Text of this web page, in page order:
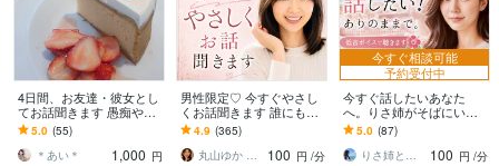
4日間、お友達・彼女とし
てお話聞きます 愚痴やご
相談、暇つぶしでも◎楽
しくお話ししましょう＊
5.0 (55)
＊あい＊
1,000 円
男性限定♡ 今すぐやさし
くお話聞きます 誰にも話
せない話/でも誰かに聞い
てほしい話
4.9 (365)
丸山ゆか やさしい話し相手
100 円 /分
今すぐ相談可能
予約受付中
今すぐ話したいあなた
へ。りさ姉がそばにいま
す 1人じゃない。どんな感
情も否定しない✨低音ボイ
スでゆったり
5.0 (87)
りさ姉と話すこころ整え時間
100 円 /分